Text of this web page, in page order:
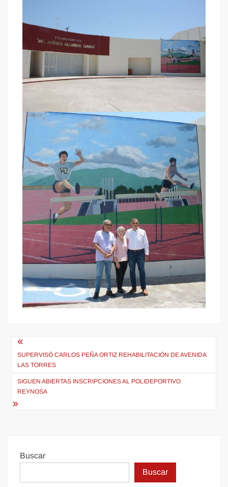
Navegación
de
entradas
SUPERVISÓ CARLOS PEÑA ORTIZ REHABILITACIÓN DE AVENIDA
LAS TORRES
SIGUEN ABIERTAS INSCRIPCIONES AL POLIDEPORTIVO
REYNOSA
Buscar
Buscar